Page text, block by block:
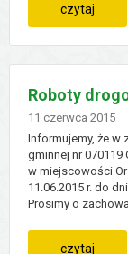
czytaj
-
droga
Roboty
Dodano
11 czerwca 2015
Informujemy, że
gminnej nr
w miejscowości
11.06.2015 r. do
Prosimy o
czytaj